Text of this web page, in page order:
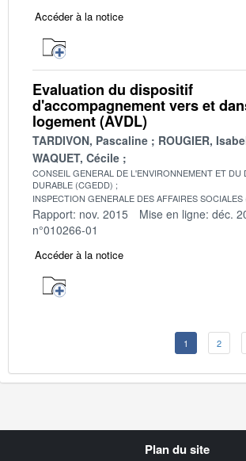
Accéder à la notice
Evaluation du dispositif
d'accompagnement vers et
logement (AVDL)
TARDIVON, Pascaline
ROUGIER,
WAQUET, Cécile
CONSEIL GENERAL DE L'ENVIRONNEMENT ET DU
DURABLE (CGEDD)
INSPECTION GENERALE DES AFFAIRES SOCIALES
Rapport: nov. 2015 Mise en ligne: déc.
n°010266-01
Accéder à la notice
1 2
Plan du site